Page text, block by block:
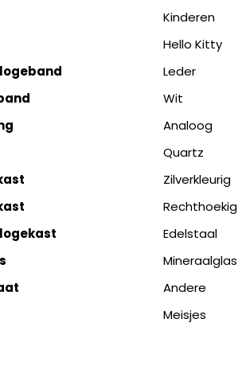
Kinderen
Hello Kitty
Leder
Wit
Analoog
Quartz
Zilverkleurig
Rechthoekig
Edelstaal
Mineraalglas
Andere
Meisjes